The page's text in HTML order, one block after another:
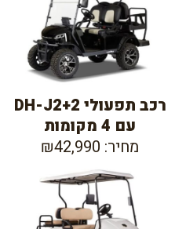
רכב תפעולי DH-J2+2
עם 4 מקומות
מחיר: ₪42,990